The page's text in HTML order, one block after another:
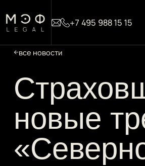
+7 495 988 15 15
все новости
новые